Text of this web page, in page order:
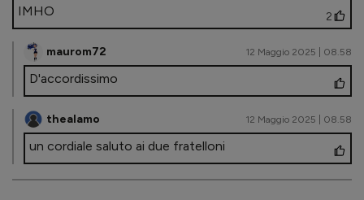
IMHO
2
maurom72 12 Maggio 2025 | 08.58
D'accordissimo
thealamo 12 Maggio 2025 | 08.58
un cordiale saluto ai due fratelloni